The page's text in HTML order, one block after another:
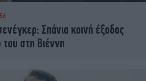
Σπάνια κοινή έξοδος
στη Βιέννη